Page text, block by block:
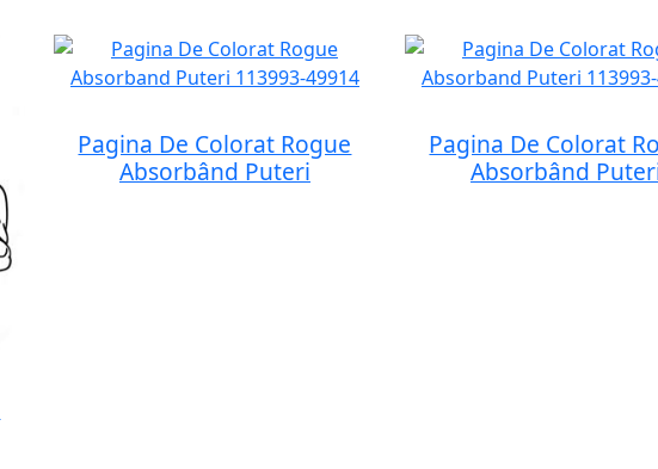
Pagina De Colorat Rogue
Absorbând Puteri
Pagina De Colorat
Absorbând